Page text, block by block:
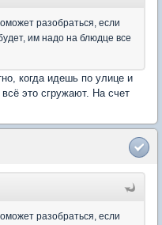
разобраться, если
им надо на блюдце все
когда идешь по улице и
это сгружают. На счет
разобраться, если